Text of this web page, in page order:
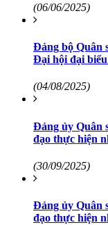
(06/06/2025)
Đảng bộ Quân
Đại hội đại
(04/08/2025)
Đảng ủy Quân
đạo thực hiện
(30/09/2025)
Đảng ủy Quân
đạo thực hiện